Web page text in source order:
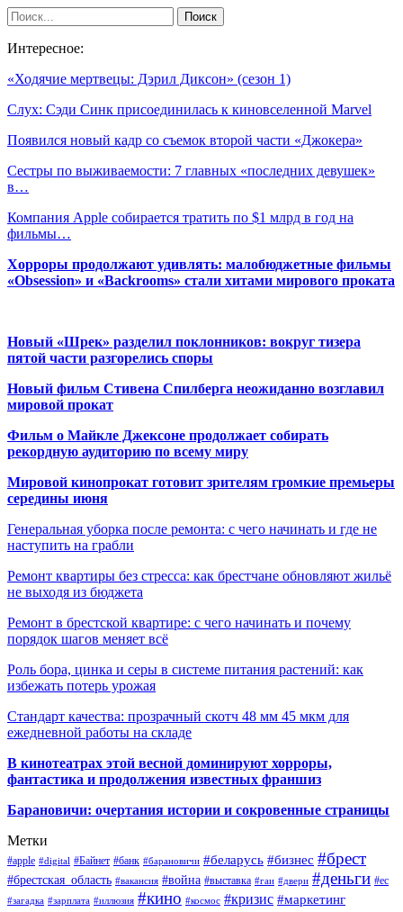
Интересное:
«Ходячие мертвецы: Дэрил Диксон» (сезон 1)
Слух: Сэди Синк присоединилась к киновселенной Marvel
Появился новый кадр со съемок второй части «Джокера»
Сестры по выживаемости: 7 главных «последних девушек»
в…
Компания Apple собирается тратить по $1 млрд в год на
фильмы…
Хорроры продолжают удивлять: малобюджетные фильмы
«Obsession» и «Backrooms» стали хитами мирового проката
Новый «Шрек» разделил поклонников: вокруг тизера
пятой части разгорелись споры
Новый фильм Стивена Спилберга неожиданно возглавил
мировой прокат
Фильм о Майкле Джексоне продолжает собирать
рекордную аудиторию по всему миру
Мировой кинопрокат готовит зрителям громкие премьеры
середины июня
Генеральная уборка после ремонта: с чего начинать и где не
наступить на грабли
Ремонт квартиры без стресса: как брестчане обновляют жильё
не выходя из бюджета
Ремонт в брестской квартире: с чего начинать и почему
порядок шагов меняет всё
Роль бора, цинка и серы в системе питания растений: как
избежать потерь урожая
Стандарт качества: прозрачный скотч 48 мм 45 мкм для
ежедневной работы на складе
В кинотеатрах этой весной доминируют хорроры,
фантастика и продолжения известных франшиз
Барановичи: очертания истории и сокровенные страницы
Метки
#apple #digital #Байнет #банк #барановичи #беларусь #бизнес #брест
#брестская_область #вакансия #война #выставка #гаи #двери #деньги #ес
#загадка #зарплата #иллюзия #кино #космос #кризис #маркетинг